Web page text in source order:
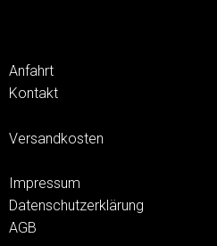
Anfahrt
Kontakt
Versandkosten
Impressum
Datenschutzerklärung
AGB